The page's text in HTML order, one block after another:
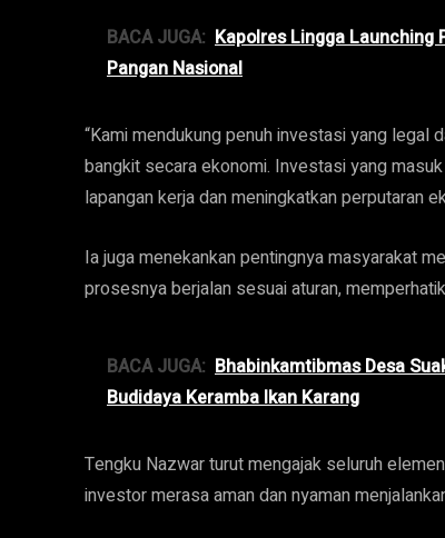
BACA JUGA: Kapolres Lingga Launching
Pangan Nasional
“Kami mendukung penuh investasi yang legal
bangkit secara ekonomi. Investasi yang
lapangan kerja dan meningkatkan perputaran
Ia juga menekankan pentingnya masyarakat
prosesnya berjalan sesuai aturan,
BACA JUGA: Bhabinkamtibmas Desa
Budidaya Keramba Ikan Karang
Tengku Nazwar turut mengajak seluruh
investor merasa aman dan nyaman